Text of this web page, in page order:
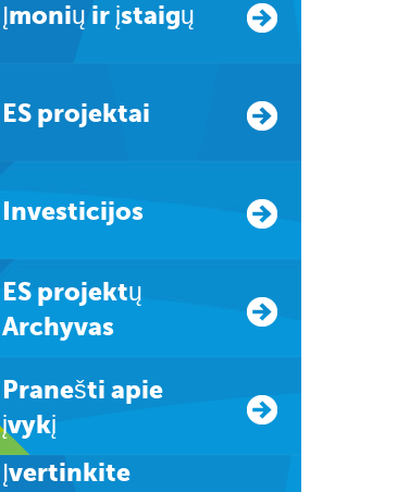
Įmonių ir įstaigų
ES projektai
Investicijos
ES projektų
Archyvas
Pranešti apie
įvykį
Įvertinkite